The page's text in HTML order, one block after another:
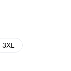
3XL